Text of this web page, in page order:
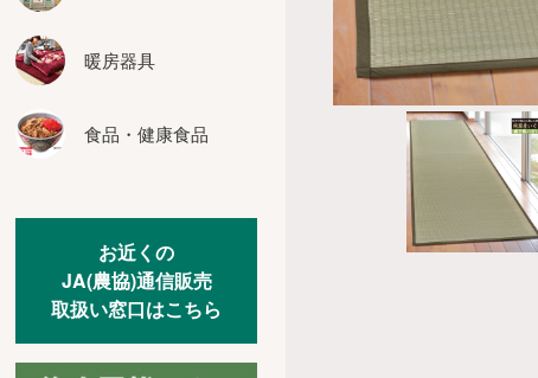
暖房器具
食品・健康食品
お近くの
JA(農協)通信販売
取扱い窓口はこちら